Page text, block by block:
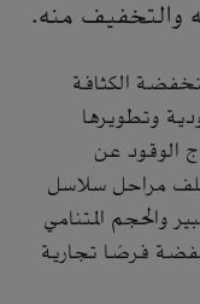
والتخفيف منه.
الكثافة
وتطويرها
الوقود عن
مراحل سلاسل
والحجم المتنامي
فرصًا تجارية